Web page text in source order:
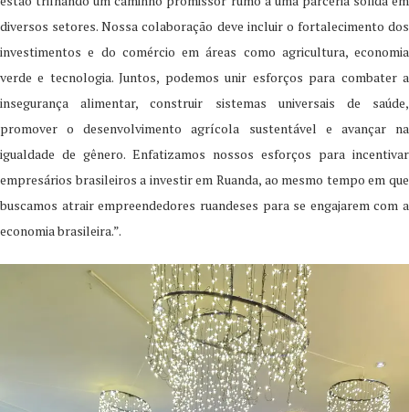
diversos setores. Nossa colaboração deve incluir o fortalecimento dos
investimentos e do comércio em áreas como agricultura, economia
verde e tecnologia. Juntos, podemos unir esforços para combater a
insegurança alimentar, construir sistemas universais de saúde,
promover o desenvolvimento agrícola sustentável e avançar na
igualdade de gênero. Enfatizamos nossos esforços para incentivar
empresários brasileiros a investir em Ruanda, ao mesmo tempo em que
buscamos atrair empreendedores ruandeses para se engajarem com a
economia brasileira.”.